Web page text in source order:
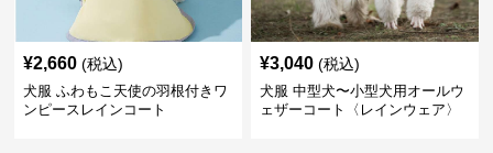
¥2,660 (税込)
犬服 ふわもこ天使の羽根付きワ
ンピースレインコート
¥3,040 (税込)
犬服 中型犬〜小型犬用オールウ
ェザーコート〈レインウェア〉